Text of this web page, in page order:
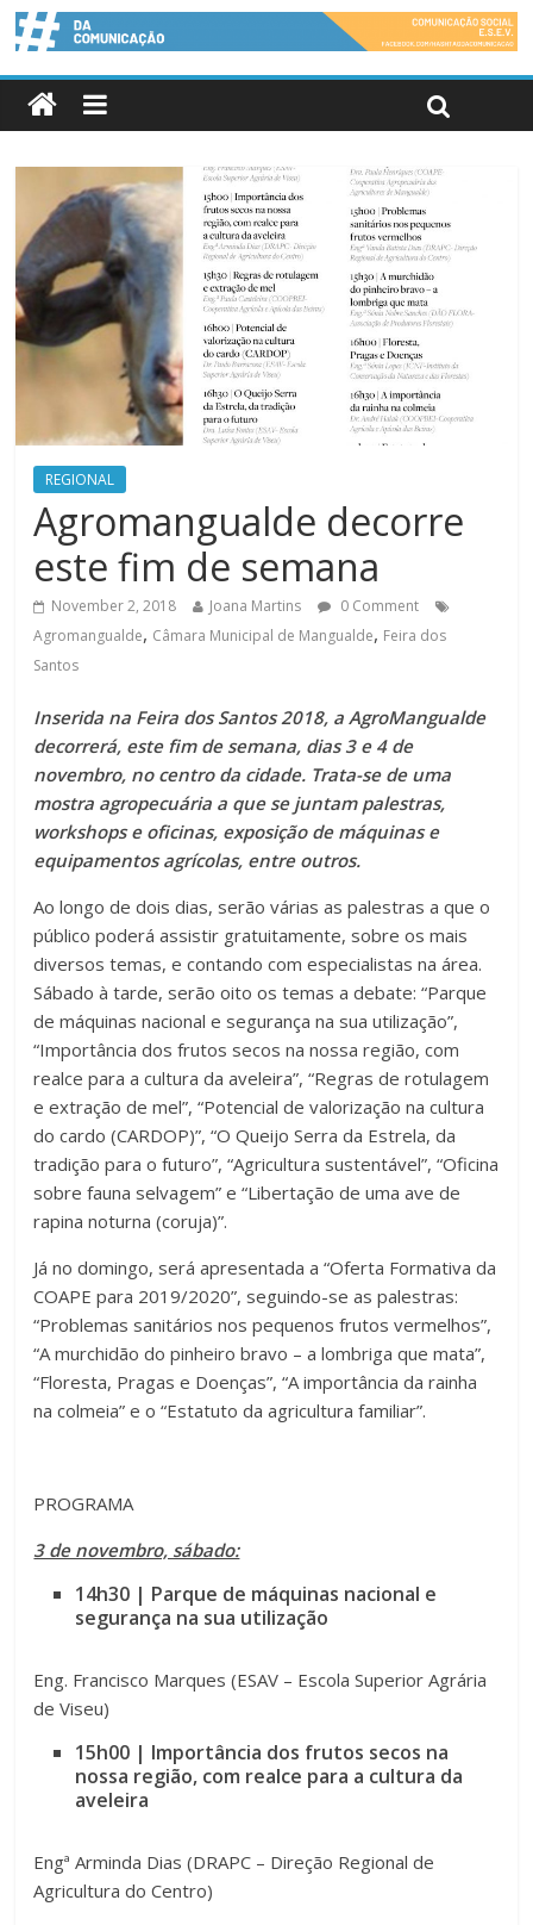
REGIONAL
Agromangualde decorre
este fim de semana
November 2, 2018 Joana Martins
0 Comment
Agromangualde, Câmara Municipal de Mangualde, Feira dos
Santos
Inserida na Feira dos Santos 2018, a AgroMangualde
decorrerá, este fim de semana, dias 3 e 4 de
novembro, no centro da cidade. Trata-se de uma
mostra agropecuária a que se juntam palestras,
workshops e oficinas, exposição de máquinas e
equipamentos agrícolas, entre outros.
Ao longo de dois dias, serão várias as palestras a que o
público poderá assistir gratuitamente, sobre os mais
diversos temas, e contando com especialistas na área.
Sábado à tarde, serão oito os temas a debate: “Parque
de máquinas nacional e segurança na sua utilização”,
“Importância dos frutos secos na nossa região, com
realce para a cultura da aveleira”, “Regras de rotulagem
e extração de mel”, “Potencial de valorização na cultura
do cardo (CARDOP)”, “O Queijo Serra da Estrela, da
tradição para o futuro”, “Agricultura sustentável”, “Oficina
sobre fauna selvagem” e “Libertação de uma ave de
rapina noturna (coruja)”.
Já no domingo, será apresentada a “Oferta Formativa da
COAPE para 2019/2020”, seguindo-se as palestras:
“Problemas sanitários nos pequenos frutos vermelhos”,
“A murchidão do pinheiro bravo – a lombriga que mata”,
“Floresta, Pragas e Doenças”, “A importância da rainha
na colmeia” e o “Estatuto da agricultura familiar”.
PROGRAMA
3 de novembro, sábado:
14h30 | Parque de máquinas nacional e
segurança na sua utilização
Eng. Francisco Marques (ESAV – Escola Superior Agrária
de Viseu)
15h00 | Importância dos frutos secos na
nossa região, com realce para a cultura da
aveleira
Engª Arminda Dias (DRAPC – Direção Regional de
Agricultura do Centro)